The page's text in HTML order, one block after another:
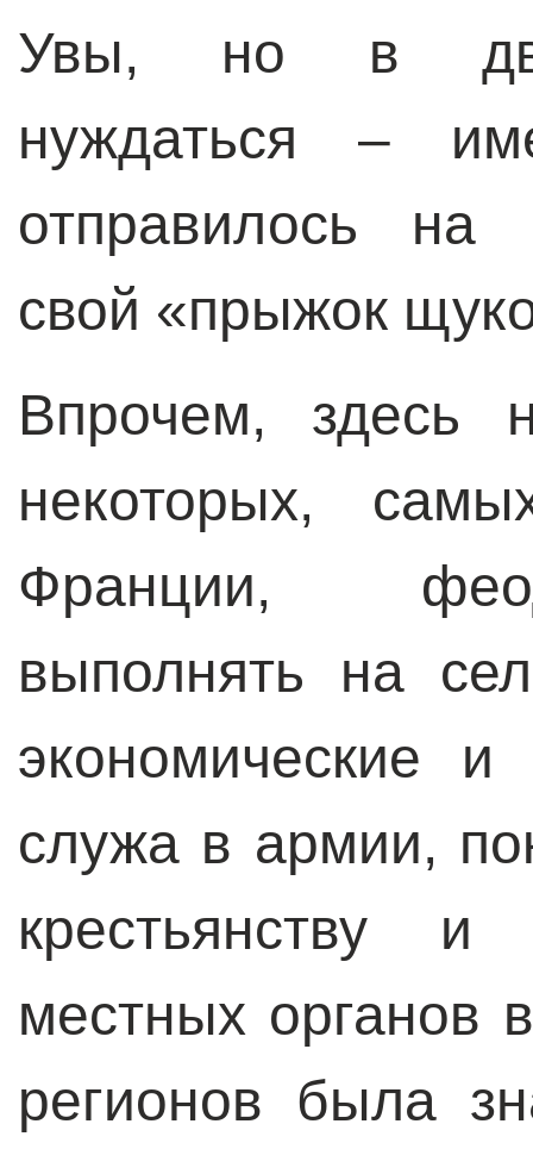
Увы, но в
нуждаться –
отправилось на
свой «прыжок
Впрочем, здесь
некоторых,
Франции,
выполнять на
экономические
служа в армии,
крестьянству и
местных органов
регионов была